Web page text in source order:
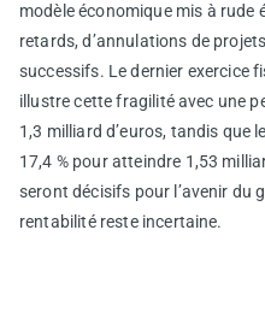
modèle économique mis à rude
retards, d’annulations de
successifs. Le dernier exercice
illustre cette fragilité avec une
1,3 milliard d’euros, tandis que
17,4 % pour atteindre 1,53
seront décisifs pour l’avenir du
rentabilité reste incertaine.